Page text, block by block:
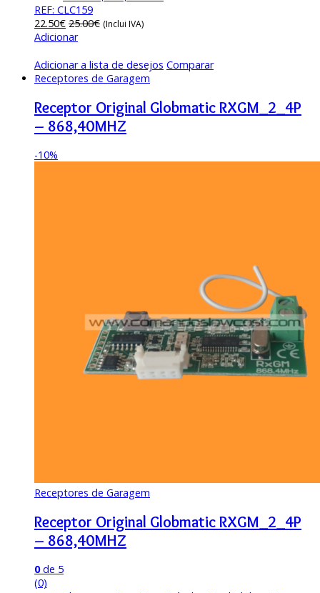
REF: CLC159
22.50€ 25.00€ (Inclui IVA)
Adicionar
Adicionar a lista de desejos Comparar
Receptores de Garagem
Receptor Original Globmatic RXGM_2_4P
– 868,40MHZ
-10%
Receptores de Garagem
Receptor Original Globmatic RXGM_2_4P
– 868,40MHZ
0de 5
(0)